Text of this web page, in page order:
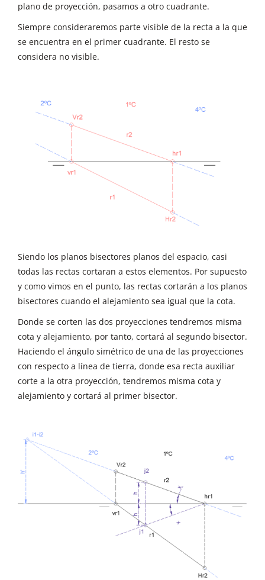
plano de proyección, pasamos a otro cuadrante.
Siempre consideraremos parte visible de la recta a la que
se encuentra en el primer cuadrante. El resto se
considera no visible.
Siendo los planos bisectores planos del espacio, casi
todas las rectas cortaran a estos elementos. Por supuesto
y como vimos en el punto, las rectas cortarán a los planos
bisectores cuando el alejamiento sea igual que la cota.
Donde se corten las dos proyecciones tendremos misma
cota y alejamiento, por tanto, cortará al segundo bisector.
Haciendo el ángulo simétrico de una de las proyecciones
con respecto a línea de tierra, donde esa recta auxiliar
corte a la otra proyección, tendremos misma cota y
alejamiento y cortará al primer bisector.